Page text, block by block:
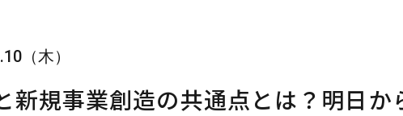
（木）
新規事業創造の共通点とは？明日か